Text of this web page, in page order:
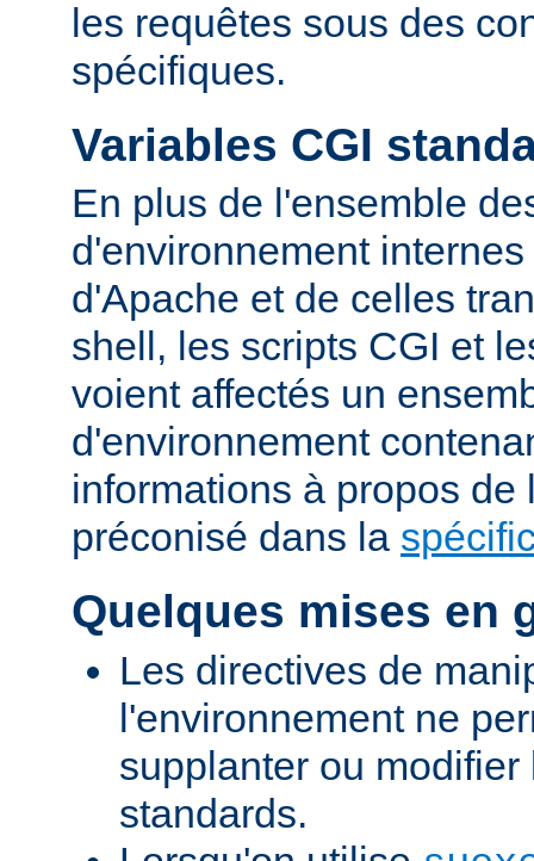
les requêtes sous des
spécifiques.
Variables CGI
En plus de l'ensemble
d'environnement
d'Apache et de celles
shell, les scripts CGI et
voient affectés un
d'environnement
informations à propos de
préconisé dans la
Quelques mises en
Les directives de
l'environnement ne
supplanter ou
standards.